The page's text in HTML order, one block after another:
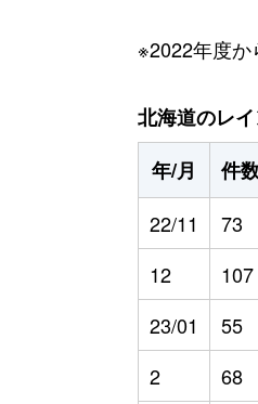
※2022年度か
北海道のレ
年/月
件
22/11
73
12
107
23/01
55
2
68